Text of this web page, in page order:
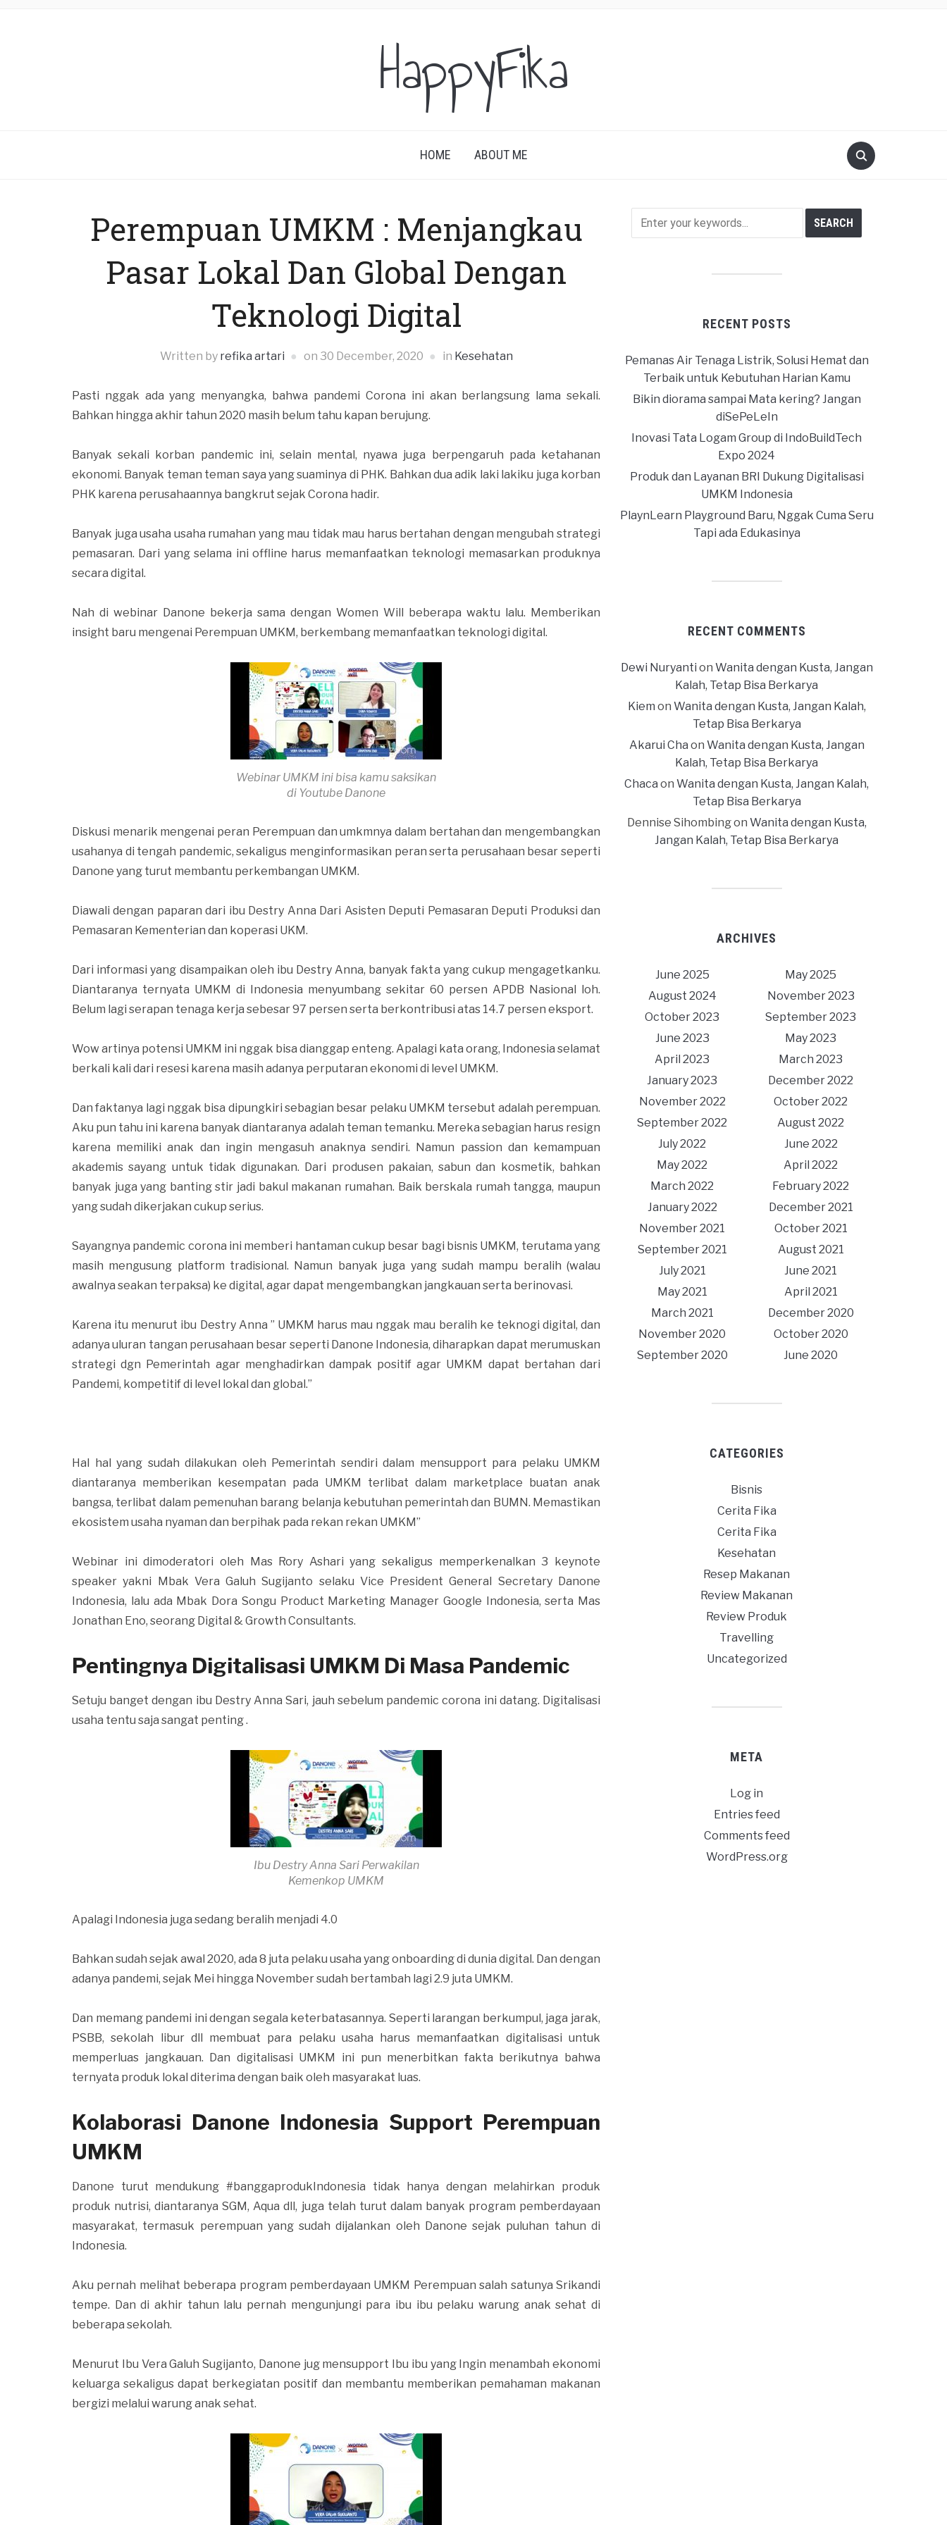
HappyFika
HOME ABOUT ME
Perempuan UMKM : Menjangkau
Pasar Lokal Dan Global Dengan
Teknologi Digital
Written by refika artari on 30 December, 2020 in Kesehatan
Pasti nggak ada yang menyangka, bahwa pandemi Corona ini akan berlangsung lama sekali.
Bahkan hingga akhir tahun 2020 masih belum tahu kapan berujung.
Banyak sekali korban pandemic ini, selain mental, nyawa juga berpengaruh pada ketahanan
ekonomi. Banyak teman teman saya yang suaminya di PHK. Bahkan dua adik laki lakiku juga korban
PHK karena perusahaannya bangkrut sejak Corona hadir.
Banyak juga usaha usaha rumahan yang mau tidak mau harus bertahan dengan mengubah strategi
pemasaran. Dari yang selama ini offline harus memanfaatkan teknologi memasarkan produknya
secara digital.
Nah di webinar Danone bekerja sama dengan Women Will beberapa waktu lalu. Memberikan
insight baru mengenai Perempuan UMKM, berkembang memanfaatkan teknologi digital.
Webinar UMKM ini bisa kamu saksikan
di Youtube Danone
Diskusi menarik mengenai peran Perempuan dan umkmnya dalam bertahan dan mengembangkan
usahanya di tengah pandemic, sekaligus menginformasikan peran serta perusahaan besar seperti
Danone yang turut membantu perkembangan UMKM.
Diawali dengan paparan dari ibu Destry Anna Dari Asisten Deputi Pemasaran Deputi Produksi dan
Pemasaran Kementerian dan koperasi UKM.
Dari informasi yang disampaikan oleh ibu Destry Anna, banyak fakta yang cukup mengagetkanku.
Diantaranya ternyata UMKM di Indonesia menyumbang sekitar 60 persen APDB Nasional loh.
Belum lagi serapan tenaga kerja sebesar 97 persen serta berkontribusi atas 14.7 persen eksport.
Wow artinya potensi UMKM ini nggak bisa dianggap enteng. Apalagi kata orang, Indonesia selamat
berkali kali dari resesi karena masih adanya perputaran ekonomi di level UMKM.
Dan faktanya lagi nggak bisa dipungkiri sebagian besar pelaku UMKM tersebut adalah perempuan.
Aku pun tahu ini karena banyak diantaranya adalah teman temanku. Mereka sebagian harus resign
karena memiliki anak dan ingin mengasuh anaknya sendiri. Namun passion dan kemampuan
akademis sayang untuk tidak digunakan. Dari produsen pakaian, sabun dan kosmetik, bahkan
banyak juga yang banting stir jadi bakul makanan rumahan. Baik berskala rumah tangga, maupun
yang sudah dikerjakan cukup serius.
Sayangnya pandemic corona ini memberi hantaman cukup besar bagi bisnis UMKM, terutama yang
masih mengusung platform tradisional. Namun banyak juga yang sudah mampu beralih (walau
awalnya seakan terpaksa) ke digital, agar dapat mengembangkan jangkauan serta berinovasi.
Karena itu menurut ibu Destry Anna ” UMKM harus mau nggak mau beralih ke teknogi digital, dan
adanya uluran tangan perusahaan besar seperti Danone Indonesia, diharapkan dapat merumuskan
strategi dgn Pemerintah agar menghadirkan dampak positif agar UMKM dapat bertahan dari
Pandemi, kompetitif di level lokal dan global.”
Hal hal yang sudah dilakukan oleh Pemerintah sendiri dalam mensupport para pelaku UMKM
diantaranya memberikan kesempatan pada UMKM terlibat dalam marketplace buatan anak
bangsa, terlibat dalam pemenuhan barang belanja kebutuhan pemerintah dan BUMN. Memastikan
ekosistem usaha nyaman dan berpihak pada rekan rekan UMKM”
Webinar ini dimoderatori oleh Mas Rory Ashari yang sekaligus memperkenalkan 3 keynote
speaker yakni Mbak Vera Galuh Sugijanto selaku Vice President General Secretary Danone
Indonesia, lalu ada Mbak Dora Songu Product Marketing Manager Google Indonesia, serta Mas
Jonathan Eno, seorang Digital & Growth Consultants.
Pentingnya Digitalisasi UMKM Di Masa Pandemic
Setuju banget dengan ibu Destry Anna Sari, jauh sebelum pandemic corona ini datang. Digitalisasi
usaha tentu saja sangat penting .
Ibu Destry Anna Sari Perwakilan
Kemenkop UMKM
Apalagi Indonesia juga sedang beralih menjadi 4.0
Bahkan sudah sejak awal 2020, ada 8 juta pelaku usaha yang onboarding di dunia digital. Dan dengan
adanya pandemi, sejak Mei hingga November sudah bertambah lagi 2.9 juta UMKM.
Dan memang pandemi ini dengan segala keterbatasannya. Seperti larangan berkumpul, jaga jarak,
PSBB, sekolah libur dll membuat para pelaku usaha harus memanfaatkan digitalisasi untuk
memperluas jangkauan. Dan digitalisasi UMKM ini pun menerbitkan fakta berikutnya bahwa
ternyata produk lokal diterima dengan baik oleh masyarakat luas.
Kolaborasi Danone Indonesia Support Perempuan
UMKM
Danone turut mendukung #banggaprodukIndonesia tidak hanya dengan melahirkan produk
produk nutrisi, diantaranya SGM, Aqua dll, juga telah turut dalam banyak program pemberdayaan
masyarakat, termasuk perempuan yang sudah dijalankan oleh Danone sejak puluhan tahun di
Indonesia.
Aku pernah melihat beberapa program pemberdayaan UMKM Perempuan salah satunya Srikandi
tempe. Dan di akhir tahun lalu pernah mengunjungi para ibu ibu pelaku warung anak sehat di
beberapa sekolah.
Menurut Ibu Vera Galuh Sugijanto, Danone jug mensupport Ibu ibu yang Ingin menambah ekonomi
keluarga sekaligus dapat berkegiatan positif dan membantu memberikan pemahaman makanan
bergizi melalui warung anak sehat.
RECENT POSTS
Pemanas Air Tenaga Listrik, Solusi Hemat dan
Terbaik untuk Kebutuhan Harian Kamu
Bikin diorama sampai Mata kering? Jangan
diSePeLeIn
Inovasi Tata Logam Group di IndoBuildTech
Expo 2024
Produk dan Layanan BRI Dukung Digitalisasi
UMKM Indonesia
PlaynLearn Playground Baru, Nggak Cuma Seru
Tapi ada Edukasinya
RECENT COMMENTS
Dewi Nuryanti on Wanita dengan Kusta, Jangan
Kalah, Tetap Bisa Berkarya
Kiem on Wanita dengan Kusta, Jangan Kalah,
Tetap Bisa Berkarya
Akarui Cha on Wanita dengan Kusta, Jangan
Kalah, Tetap Bisa Berkarya
Chaca on Wanita dengan Kusta, Jangan Kalah,
Tetap Bisa Berkarya
Dennise Sihombingon Wanita dengan Kusta,
Jangan Kalah, Tetap Bisa Berkarya
ARCHIVES
June 2025
May 2025
August 2024
November 2023
October 2023
September 2023
June 2023
May 2023
April 2023
March 2023
January 2023
December 2022
November 2022
October 2022
September 2022
August 2022
July 2022
June 2022
May 2022
April 2022
March 2022
February 2022
January 2022
December 2021
November 2021
October 2021
September 2021
August 2021
July 2021
June 2021
May 2021
April 2021
March 2021
December 2020
November 2020
October 2020
September 2020
June 2020
CATEGORIES
Bisnis
Cerita Fika
Cerita Fika
Kesehatan
Resep Makanan
Review Makanan
Review Produk
Travelling
Uncategorized
META
Log in
Entries feed
Comments feed
WordPress.org